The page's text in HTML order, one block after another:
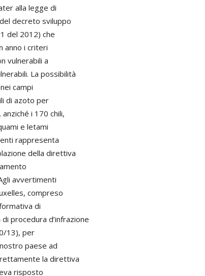
alla legge di
decreto sviluppo
del 2012) che
anno i criteri
vulnerabili a
La possibilità
campi
di azoto per
anziché i 170 chili,
e letami
rappresenta
della direttiva
avvertimenti
compreso
di
procedura d’infrazione
13), per
paese ad
la direttiva
risposto